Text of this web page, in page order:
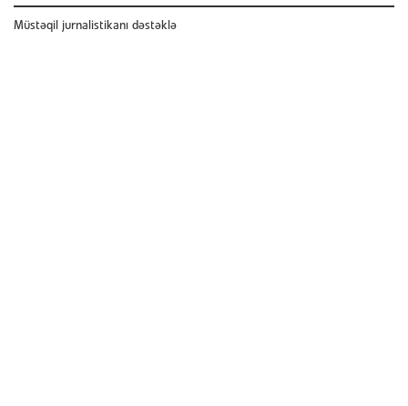
Müstəqil jurnalistikanı dəstəklə